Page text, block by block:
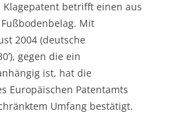
Klagepatent betrifft einen aus
Mit
2004 (deutsche
gegen die ein
ist, hat die
Europäischen Patentamts
Umfang bestätigt.